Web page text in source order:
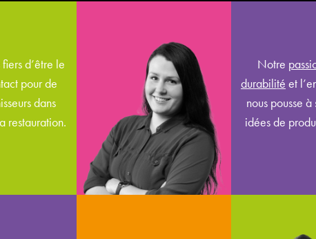
d’être le
pour de
dans
restauration.
Saskia Blanke
responsable grands comptes
/ revendeurs - Allemagne,
Autriche, Suisse, UK
Notre
durabilité et
nous pousse
idées de